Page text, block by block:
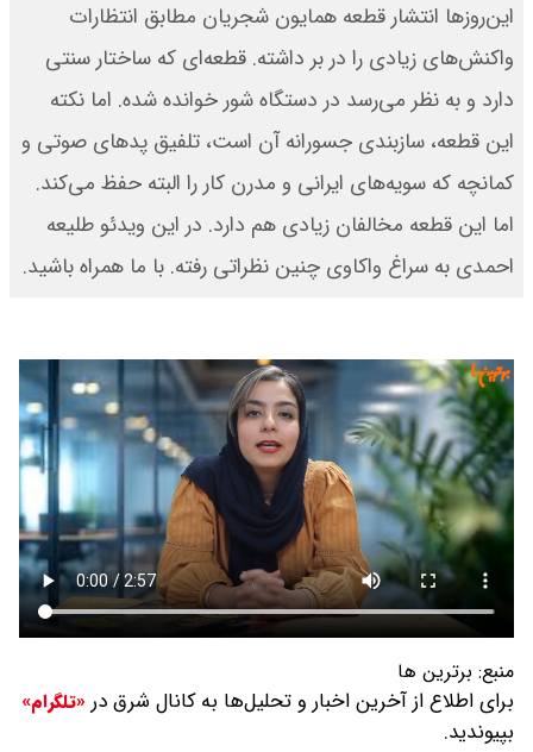
این‌روزها انتشار قطعه همایون شجریان مطابق انتظارات
واکنش‌های زیادی را در بر داشته. قطعه‌ای که ساختار سنتی
دارد و به نظر می‌رسد در دستگاه شور خوانده شده. اما نکته
این قطعه، سازبندی جسورانه آن است، تلفیق پدهای صوتی و
کمانچه که سویه‌های ایرانی و مدرن کار را البته حفظ می‌کند.
اما این قطعه مخالفان زیادی هم دارد. در این ویدئو طلیعه
احمدی به سراغ واکاوی چنین نظراتی رفته. با ما همراه باشید.
منبع: برترین ها
برای اطلاع از آخرین اخبار و تحلیل‌ها به کانال شرق در «تلگرام»
بپیوندید.